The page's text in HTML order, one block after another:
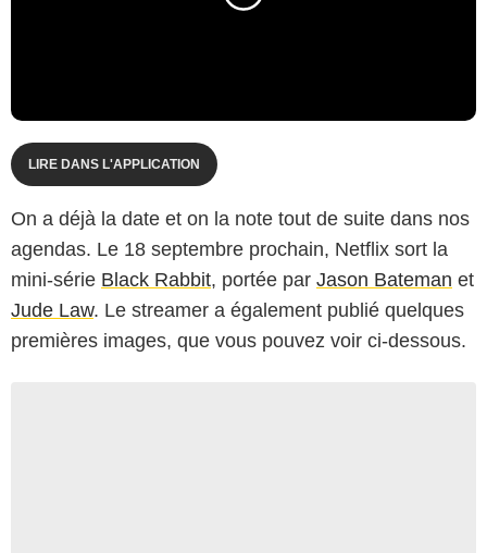
LIRE DANS L'APPLICATION
On a déjà la date et on la note tout de suite dans nos
agendas. Le 18 septembre prochain, Netflix sort la
mini-série Black Rabbit, portée par Jason Bateman et
Jude Law. Le streamer a également publié quelques
premières images, que vous pouvez voir ci-dessous.